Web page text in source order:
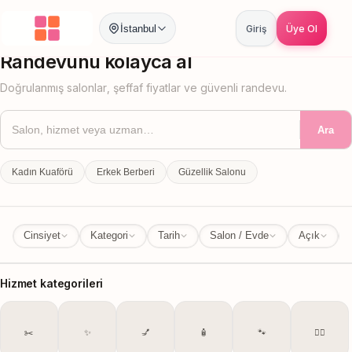
İstanbul Giriş Üye Ol
İstanbul
Randevunu kolayca al
Doğrulanmış salonlar, şeffaf fiyatlar ve güvenli randevu.
Ara
Kadın Kuaförü Erkek Berberi Güzellik Salonu
Cinsiyet Kategori Tarih Salon / Evde Açık
Hizmet kategorileri
✂️ ✨ 💅 🧴 🐾 💆‍♀️